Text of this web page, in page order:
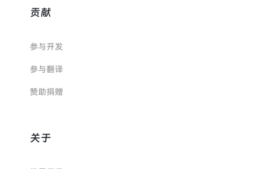
贡献
参与开发
参与翻译
赞助捐赠
关于